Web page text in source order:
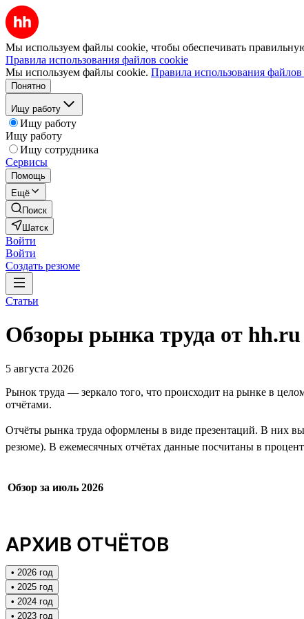
Мы используем файлы cookie, чтобы обеспечивать
Правила использования файлов cookie
Мы используем файлы cookie. Правила использования
Понятно
Ищу работу
Ищу работу
Ищу работу
Ищу сотрудника
Сервисы
Помощь
Ещё
Поиск
Шатск
Войти
Войти
Создать резюме
Статьи
Обзоры рынка труда от hh.ru
5 августа 2026
Рынок труда — зеркало того, что происходит на рынке в
отчётами.
Отчёты рынка труда оформлены в виде презентаций. В них
резюме). В ежемесячных отчётах данные посчитаны в
Обзор за июль 2026
АРХИВ ОТЧЁТОВ
• 2026 год
• 2025 год
• 2024 год
• 2023 год